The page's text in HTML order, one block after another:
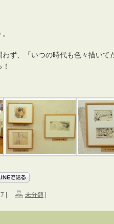
わず、「いつの時代も色々描い
| 未分類